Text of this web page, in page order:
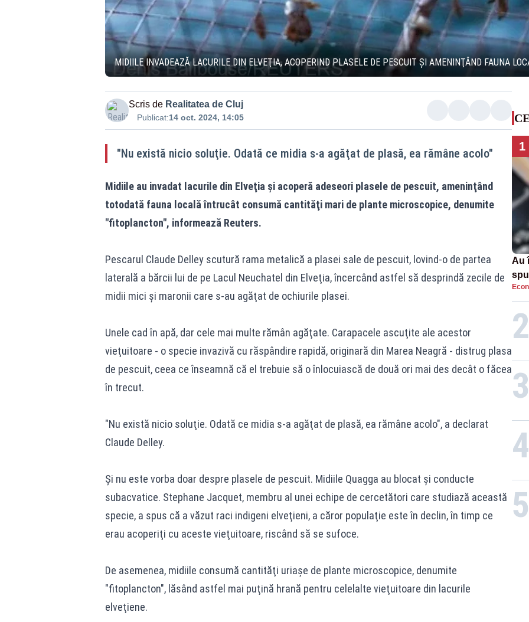
MIDIILE INVADEAZĂ LACURILE DIN ELVEŢIA, ACOPERIND PLASELE DE PESCUIT ŞI AMENINŢÂND FAUNA
Scris de Realitatea de Cluj
Publicat:14 oct. 2024, 14:05
"Nu există nicio soluţie. Odată ce midia s-a agăţat de plasă, ea rămâne acolo"
Midiile au invadat lacurile din Elveţia şi acoperă adeseori plasele de pescuit, ameninţând
totodată fauna locală întrucât consumă cantităţi mari de plante microscopice, denumite
"fitoplancton", informează Reuters.
Pescarul Claude Delley scutură rama metalică a plasei sale de pescuit, lovind-o de partea
laterală a bărcii lui de pe Lacul Neuchatel din Elveţia, încercând astfel să desprindă zecile de
midii mici şi maronii care s-au agăţat de ochiurile plasei.
Unele cad în apă, dar cele mai multe rămân agăţate. Carapacele ascuţite ale acestor
vieţuitoare - o specie invazivă cu răspândire rapidă, originară din Marea Neagră - distrug plasa
de pescuit, ceea ce înseamnă că el trebuie să o înlocuiască de două ori mai des decât o făcea
în trecut.
"Nu există nicio soluţie. Odată ce midia s-a agăţat de plasă, ea rămâne acolo", a declarat
Claude Delley.
Şi nu este vorba doar despre plasele de pescuit. Midiile Quagga au blocat şi conducte
subacvatice. Stephane Jacquet, membru al unei echipe de cercetători care studiază această
specie, a spus că a văzut raci indigeni elveţieni, a căror populaţie este în declin, în timp ce
erau acoperiţi cu aceste vieţuitoare, riscând să se sufoce.
De asemenea, midiile consumă cantităţi uriaşe de plante microscopice, denumite
"fitoplancton", lăsând astfel mai puţină hrană pentru celelalte vieţuitoare din lacurile
elveţiene.
1
Au
2
3
4
5